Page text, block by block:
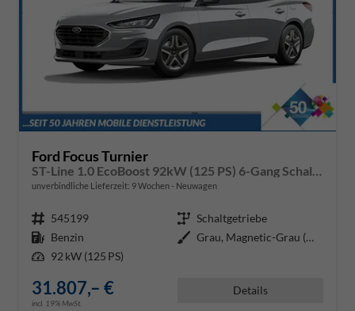
Ford Focus Turnier
unverbindliche Lieferzeit: 9 Wochen Neuwagen
Fahrzeugnr. 545199 Getriebe Schaltgetriebe
Kraftstoff Benzin Außenfarbe
Grau, Magnetic-Grau (Metallic) (
Leistung 92 kW (125 PS)
31.807,– €
incl. 19% MwSt.
Details